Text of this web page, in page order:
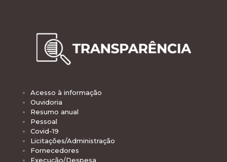
Acesso à informação
Ouvidoria
Resumo anual
Pessoal
Covid-19
Licitações/Administração
Fornecedores
Execução/Despesa